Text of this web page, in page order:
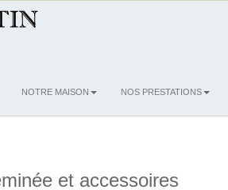
NOTRE MAISON NOS PRESTATIONS
et accessoires